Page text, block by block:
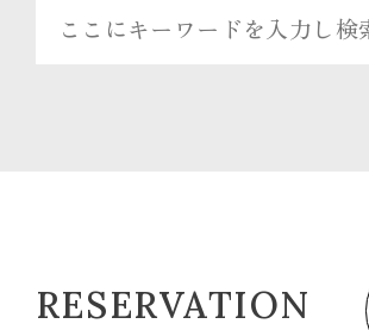
RESERVATION